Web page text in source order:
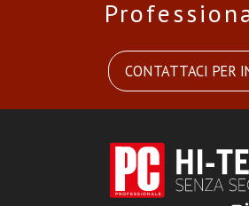
CONTATTACI PER